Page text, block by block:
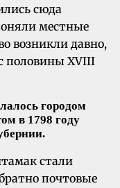
сюда
местные
возникли давно,
половины XVIII
городом
в 1798 году
стали
почтовые